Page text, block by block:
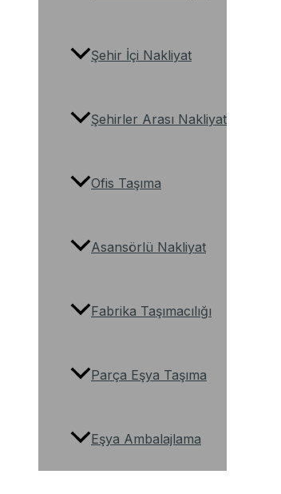
Şehir İçi Nakliyat
Şehirler Arası Nakliyat
Ofis Taşıma
Asansörlü Nakliyat
Fabrika Taşımacılığı
Parça Eşya Taşıma
Eşya Ambalajlama